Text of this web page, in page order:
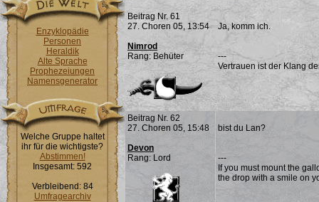
Enzyklopädie
Personen
Heraldik
Alte Sprache
Prophezeiungen
Namensgenerator
Welche Gruppe haltet
ihr für die wichtigste?
Abstimmen!
Insgesamt: 592
Verbleibend: 84
Umfragearchiv
Beitrag Nr. 61
27. Choren 05, 13:54
Nimrod
Rang: Behüter
Ja, komm ich.
---
Vertrauen ist der Klang
Beitrag Nr. 62
27. Choren 05, 15:48
Devon
Rang: Lord
bist du Lan?
---
If you must mount the
the drop with a smile on